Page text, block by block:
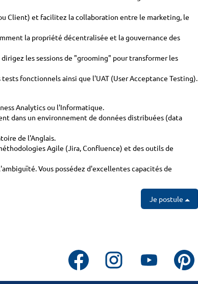
Client) et facilitez la collaboration entre le marketing, le
la propriété décentralisée et la gouvernance des
les sessions de "grooming" pour transformer les
fonctionnels ainsi que l'UAT (User Acceptance Testing).
Analytics ou l'Informatique.
dans un environnement de données distribuées (data
de l'Anglais.
Agile (Jira, Confluence) et des outils de
Vous possédez d'excellentes capacités de
Je postule
o
v v v
o
v